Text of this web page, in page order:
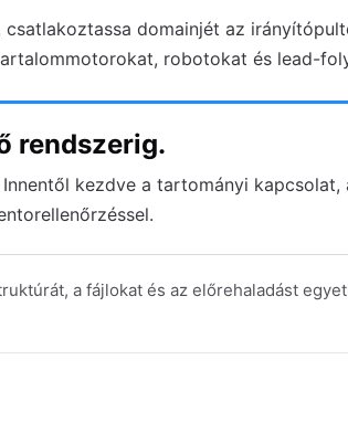
domainjét az
robotokat és lead-
rendszerig.
kezdve a tartományi
a fájlokat és az előrehaladást